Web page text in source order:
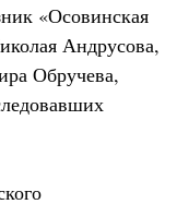
«Осовинская
Андрусова,
Обручева,